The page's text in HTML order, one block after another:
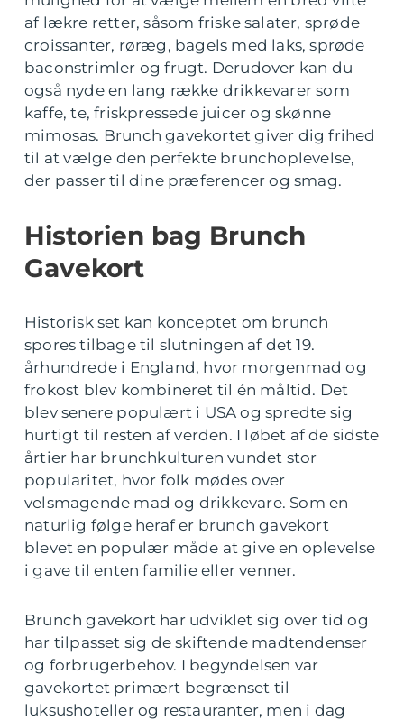
af lækre retter, såsom friske salater, sprøde
croissanter, røræg, bagels med laks, sprøde
baconstrimler og frugt. Derudover kan du
også nyde en lang række drikkevarer som
kaffe, te, friskpressede juicer og skønne
mimosas. Brunch gavekortet giver dig frihed
til at vælge den perfekte brunchoplevelse,
der passer til dine præferencer og smag.
Historien bag Brunch
Gavekort
Historisk set kan konceptet om brunch
spores tilbage til slutningen af det 19.
århundrede i England, hvor morgenmad og
frokost blev kombineret til én måltid. Det
blev senere populært i USA og spredte sig
hurtigt til resten af verden. I løbet af de sidste
årtier har brunchkulturen vundet stor
popularitet, hvor folk mødes over
velsmagende mad og drikkevare. Som en
naturlig følge heraf er brunch gavekort
blevet en populær måde at give en oplevelse
i gave til enten familie eller venner.
Brunch gavekort har udviklet sig over tid og
har tilpasset sig de skiftende madtendenser
og forbrugerbehov. I begyndelsen var
gavekortet primært begrænset til
luksushoteller og restauranter, men i dag